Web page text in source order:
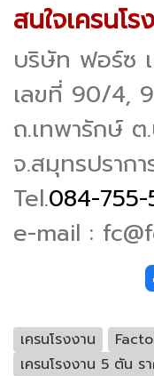
สนใจเครนโ
บริษัท ฟอร์ซ
เลขที่ 90/4,
ถ.เทพารักษ์
จ.สมุทรปราก
Tel.084-
e-mail :
เครนโรงงาน
เครนโรงงาน 5 ตัน ร